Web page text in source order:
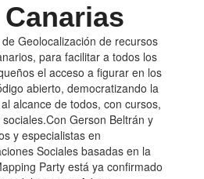
Geolocalización de recursos
para facilitar a todos los
el acceso a figurar en los
abierto, democratizando la
alcance de todos, con cursos,
Gerson Beltrán y
y especialistas en
Sociales basadas en la
Party está ya confirmado